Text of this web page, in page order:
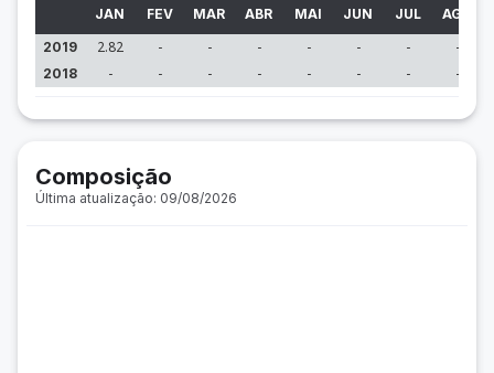
JAN FEV MAR ABR MAI JUN JUL AGO
2019
2.82 - - - - - - -
2018 - - - - - - - -
Composição
Última atualização: 09/08/2026